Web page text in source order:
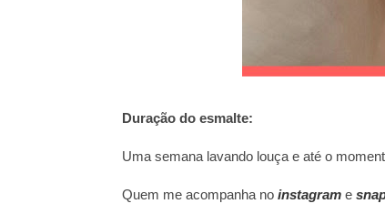
Duração do esmalte:
Uma semana lavando louça e até o
Quem me acompanha no instagram e